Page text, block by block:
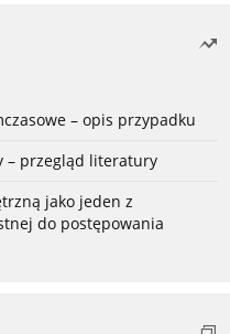
– opis przypadku
– przegląd literatury
jako jeden z
do postępowania